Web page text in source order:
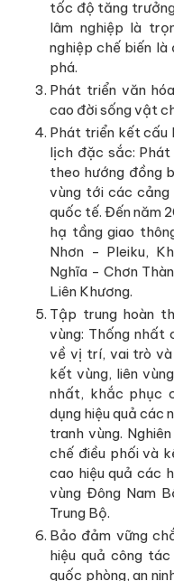
tốc độ tăng
lâm nghiệp là
nghiệp chế biến
phá.
Phát triển văn
cao đời sống vật
Phát triển kết cấu
lịch đặc sắc:
theo hướng đồng
vùng tới các cảng
quốc tế. Đến năm
hạ tầng giao
Nhơn - Pleiku,
Nghĩa - Chơn
Liên Khương.
Tập trung hoàn
vùng: Thống
về vị trí, vai trò
kết vùng, liên
nhất, khắc phục
dụng hiệu quả các
tranh vùng.
chế điều phối và
cao hiệu quả các
vùng Đông Nam
Trung Bộ.
Bảo đảm vững
hiệu quả công
quốc phòng, an